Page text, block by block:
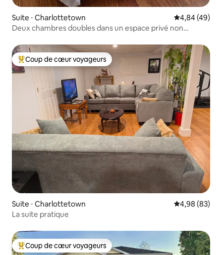
Suite ⋅ Charlottetown Évaluation
4,84 (49)
Deux chambres doubles dans un espace privé non
Coups de cœur voyageurs les plus appréciés
Coup de cœur voyageurs
Suite ⋅ Charlottetown Évaluation
4,98 (83)
La suite pratique
Coups de cœur voyageurs les plus appréciés
Coup de cœur voyageurs